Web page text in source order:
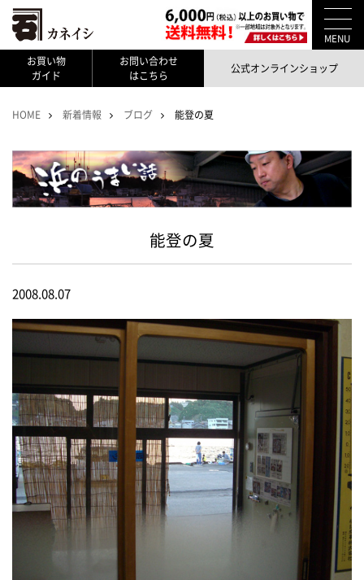
MENU
お買い物
ガイド
お問い合わせ
はこちら
公式オンラインショップ
HOME 新着情報 ブログ 能登の夏
能登の夏
2008.08.07